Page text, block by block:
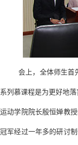
会上，全体师生首
系列慕课程是为更好地
运动学院院长殷恒婵教
冠军经过一年多的研讨